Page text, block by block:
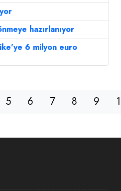
hazırlanıyor
6 milyon euro
5 6 7 8 9